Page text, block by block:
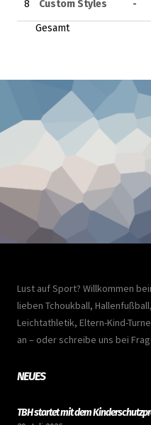
8 Custom Styles -
Gesamt
Lust auf Sport? Willkommen
lieben Tchoukball,
Leichtathletik, Eltern-Kind-
an – oder schreibe uns bei
NEUES
TBH startet mit dem